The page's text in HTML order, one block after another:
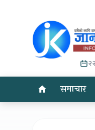
समाचार